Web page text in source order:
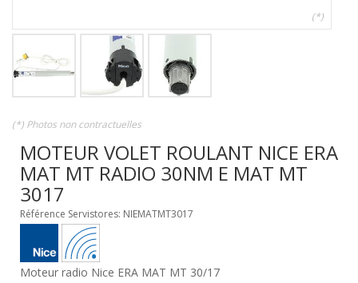
(*)
(*) Photos non contractuelles
MOTEUR VOLET ROULANT NICE ERA
MAT MT RADIO 30NM E MAT MT
3017
Référence Servistores: NIEMATMT3017
Moteur radio Nice ERA MAT MT 30/17